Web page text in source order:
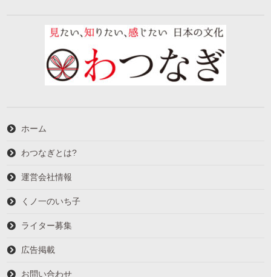
ホーム
わつなぎとは?
運営会社情報
くノ一のいち子
ライター募集
広告掲載
お問い合わせ